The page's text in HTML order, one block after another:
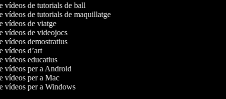
vídeos de tutorials de ball
vídeos de tutorials de maquillatge
vídeos de viatge
vídeos de videojocs
vídeos demostratius
vídeos d’art
vídeos educatius
vídeos per a Android
vídeos per a Mac
vídeos per a Windows